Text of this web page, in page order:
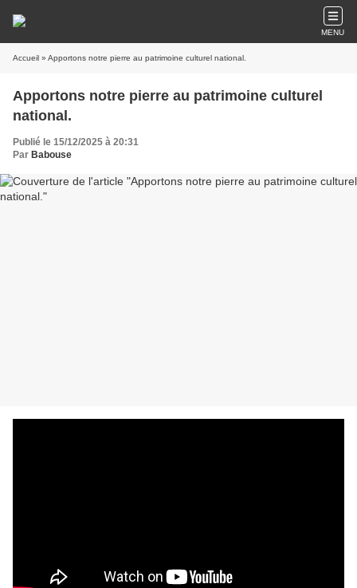
MENU
Accueil » Apportons notre pierre au patrimoine culturel national.
Apportons notre pierre au patrimoine culturel
national.
Publié le 15/12/2025 à 20:31
Par Babouse